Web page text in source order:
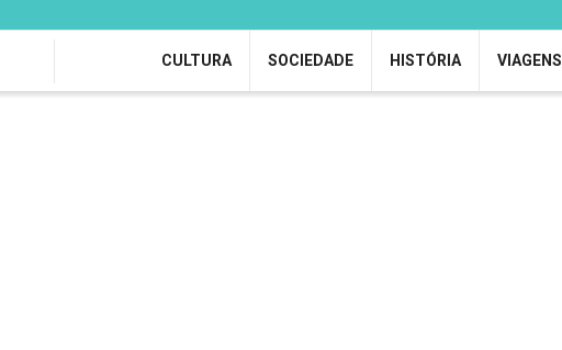
CULTURA SOCIEDADE HISTÓRIA VIAGENS